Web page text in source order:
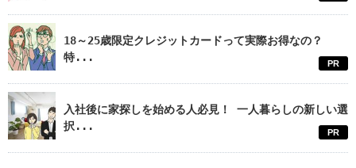
18～25歳限定クレジットカードって実際お得なの？
特...
PR
入社後に家探しを始める人必見！ 一人暮らしの新しい選
択...
PR